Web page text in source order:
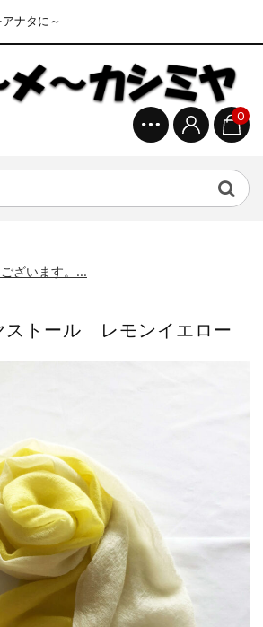
ナタに～
0
ざいます。...
ざいます。...
ストール レモンイエロー